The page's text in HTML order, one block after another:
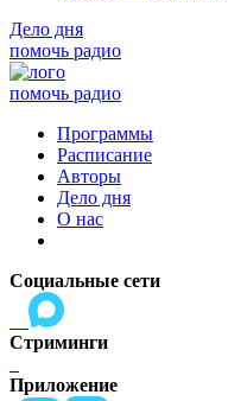
Дело дня
помочь радио
помочь радио
Программы
Расписание
Авторы
Дело дня
О нас
Социальные сети
Стриминги
Приложение